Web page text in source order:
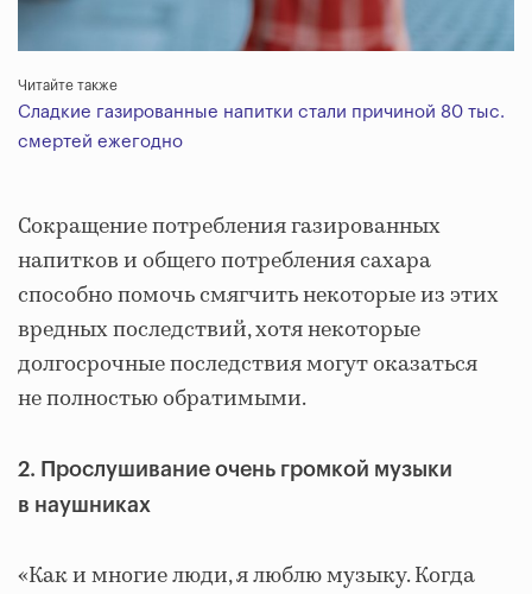
Читайте также
Сладкие газированные напитки стали причиной 80 тыс.
смертей ежегодно
Сокращение потребления газированных
напитков и общего потребления сахара
способно помочь смягчить некоторые из этих
вредных последствий, хотя некоторые
долгосрочные последствия могут оказаться
не полностью обратимыми.
2. Прослушивание очень громкой музыки
в наушниках
«Как и многие люди, я люблю музыку. Когда